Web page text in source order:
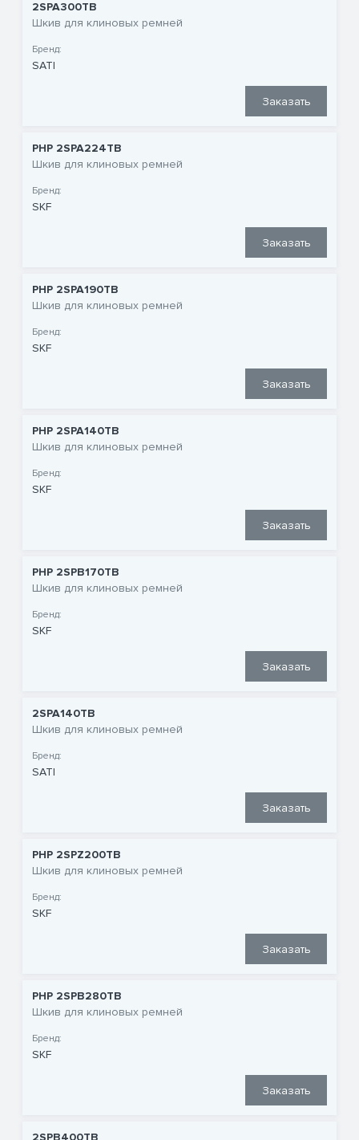
2SPA300TB
Шкив для клиновых ремней
Бренд:
SATI
Заказать
PHP 2SPA224TB
Шкив для клиновых ремней
Бренд:
SKF
Заказать
PHP 2SPA190TB
Шкив для клиновых ремней
Бренд:
SKF
Заказать
PHP 2SPA140TB
Шкив для клиновых ремней
Бренд:
SKF
Заказать
PHP 2SPB170TB
Шкив для клиновых ремней
Бренд:
SKF
Заказать
2SPA140TB
Шкив для клиновых ремней
Бренд:
SATI
Заказать
PHP 2SPZ200TB
Шкив для клиновых ремней
Бренд:
SKF
Заказать
PHP 2SPB280TB
Шкив для клиновых ремней
Бренд:
SKF
Заказать
2SPB400TB